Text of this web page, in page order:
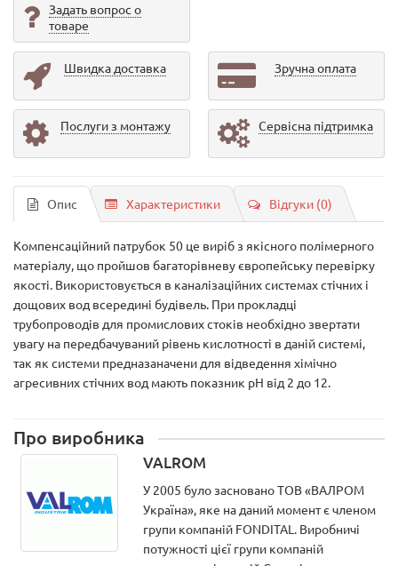
Задать вопрос о
товаре
Швидка доставка Зручна оплата
Послуги з монтажу Сервісна підтримка
Опис Характеристики Відгуки (0)
Компенсаційний патрубок 50 це виріб з якісного полімерного
матеріалу, що пройшов багаторівневу європейську перевірку
якості. Використовується в каналізаційних системах стічних і
дощових вод всередині будівель. При прокладці
трубопроводів для промислових стоків необхідно звертати
увагу на передбачуваний рівень кислотності в даній системі,
так як системи предназаначени для відведення хімічно
агресивних стічних вод мають показник рН від 2 до 12.
Про виробника
VALROM
У 2005 було засновано ТОВ «ВАЛРОМ
Україна», яке на даний момент є членом
групи компаній FONDITAL. Виробничі
потужності цієї групи компаній